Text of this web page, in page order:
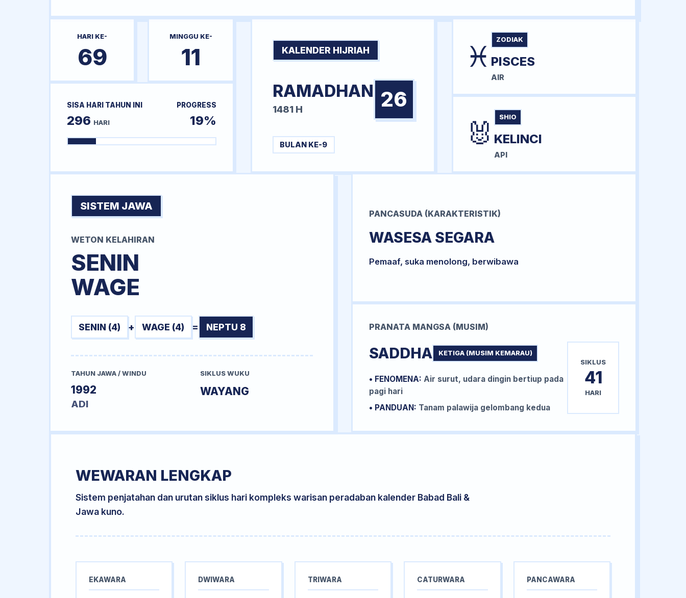
HARI KE-
69
MINGGU KE-
11
SISA HARI TAHUN INI
296 HARI
PROGRESS
19%
KALENDER HIJRIAH
RAMADHAN
1481 H 26
BULAN KE-9
♓ ZODIAK
PISCES
AIR
🐰 SHIO
KELINCI
API
SISTEM JAWA
WETON KELAHIRAN
SENIN
WAGE
SENIN (4) + WAGE (4) = NEPTU 8
TAHUN JAWA / WINDU
1992
ADI
SIKLUS WUKU
WAYANG
PANCASUDA (KARAKTERISTIK)
WASESA SEGARA
Pemaaf, suka menolong, berwibawa
PRANATA MANGSA (MUSIM)
SADDHA KETIGA (MUSIM KEMARAU)
• FENOMENA: Air surut, udara dingin bertiup pada
pagi hari
• PANDUAN: Tanam palawija gelombang kedua
SIKLUS
41
HARI
WEWARAN LENGKAP
Sistem penjatahan dan urutan siklus hari kompleks warisan peradaban kalender Babad Bali &
Jawa kuno.
EKAWARA DWIWARA TRIWARA CATURWARA PANCAWARA